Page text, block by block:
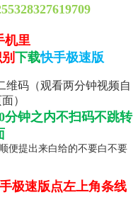
机里
下载快手极速版
码（观看两分钟视频自
）
分钟之内不扫码不跳转
提出来白给的不要白不要
极速版点左上角条线